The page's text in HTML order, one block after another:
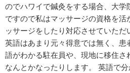
のでハワイで鍼灸をする場合、大学
ですので私はマッサージの資格を
ッサージをしたり対応させていただ
英語はあまり元々得意では無く、患
語がわかる駐在員や、現地に移住さ
なんとかなったりします。 英語で